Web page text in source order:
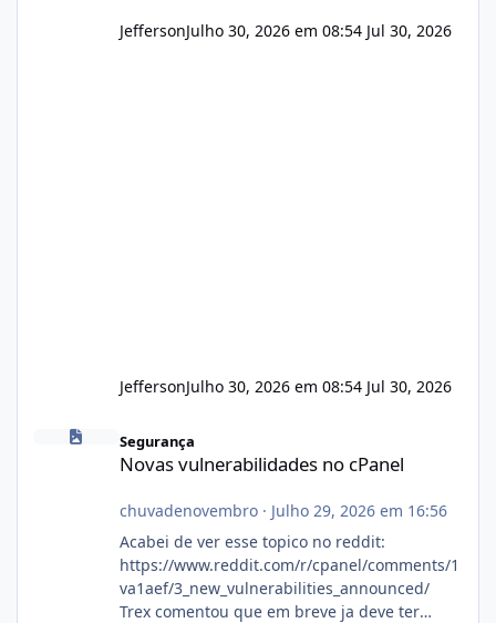
JeffersonJulho 30, 2026 em 08:54 Jul 30, 2026
JeffersonJulho 30, 2026 em 08:54 Jul 30, 2026
Segurança
Novas vulnerabilidades no cPanel
chuvadenovembro· Julho 29, 2026 em 16:56
Acabei de ver esse topico no reddit:
https://www.reddit.com/r/cpanel/comments/1
va1aef/3_new_vulnerabilities_announced/
Trex comentou que em breve ja deve ter